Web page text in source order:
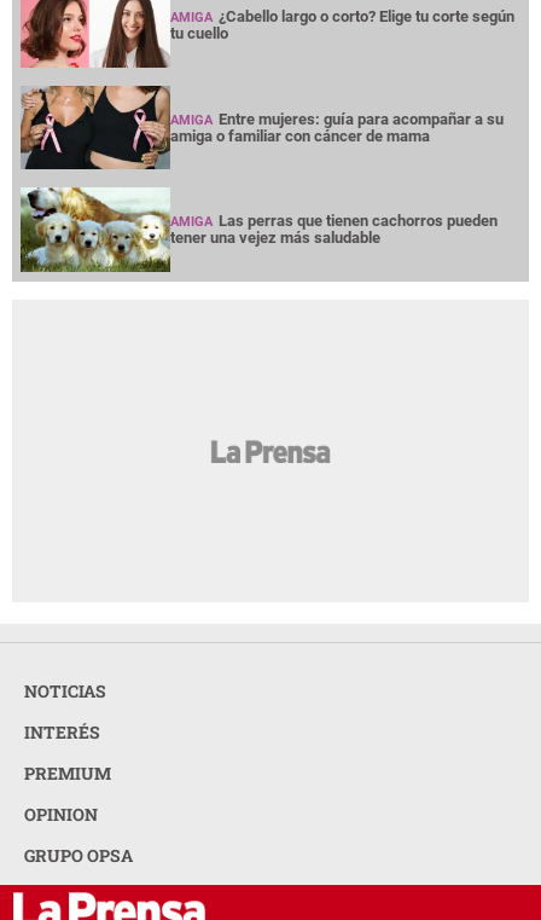
AMIGA ¿Cabello largo o corto? Elige tu corte según
tu cuello
AMIGA Entre mujeres: guía para acompañar a su
amiga o familiar con cáncer de mama
AMIGA Las perras que tienen cachorros pueden
tener una vejez más saludable
NOTICIAS
INTERÉS
PREMIUM
OPINION
GRUPO OPSA